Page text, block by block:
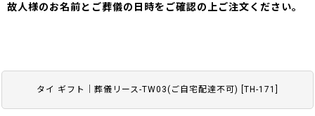
タイ ギフト｜葬儀リース-TW03(ご自宅配達不可) TH-171
故人様のお名前とご葬儀の日時をご確認の上ご注文ください。